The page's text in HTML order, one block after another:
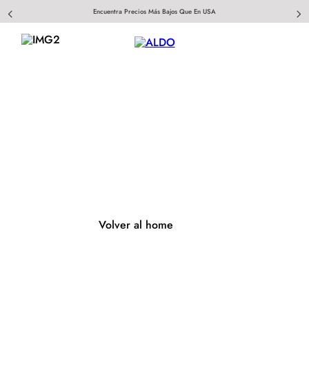
Encuentra Precios Más Bajos Que En USA
Volver al home